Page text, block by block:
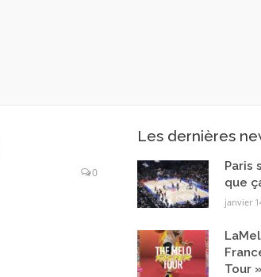
0
Les dernières
Paris
que
janvier
Tour